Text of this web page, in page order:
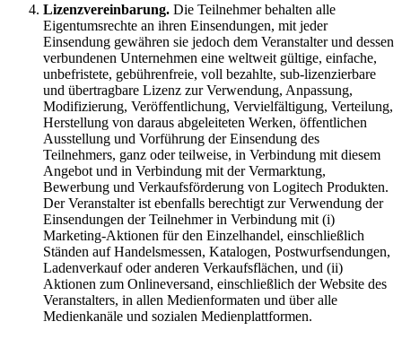
Lizenzvereinbarung. Die Teilnehmer behalten alle
Eigentumsrechte an ihren Einsendungen, mit jeder
Einsendung gewähren sie jedoch dem Veranstalter und dessen
verbundenen Unternehmen eine weltweit gültige, einfache,
unbefristete, gebührenfreie, voll bezahlte, sub-lizenzierbare
und übertragbare Lizenz zur Verwendung, Anpassung,
Modifizierung, Veröffentlichung, Vervielfältigung, Verteilung,
Herstellung von daraus abgeleiteten Werken, öffentlichen
Ausstellung und Vorführung der Einsendung des
Teilnehmers, ganz oder teilweise, in Verbindung mit diesem
Angebot und in Verbindung mit der Vermarktung,
Bewerbung und Verkaufsförderung von Logitech Produkten.
Der Veranstalter ist ebenfalls berechtigt zur Verwendung der
Einsendungen der Teilnehmer in Verbindung mit (i)
Marketing-Aktionen für den Einzelhandel, einschließlich
Ständen auf Handelsmessen, Katalogen, Postwurfsendungen,
Ladenverkauf oder anderen Verkaufsflächen, und (ii)
Aktionen zum Onlineversand, einschließlich der Website des
Veranstalters, in allen Medienformaten und über alle
Medienkanäle und sozialen Medienplattformen.